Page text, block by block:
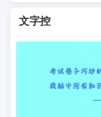
文字控